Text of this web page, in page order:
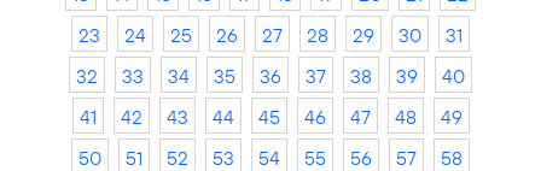
23
24 25 26 27 28 29 30
31
32
33 34 35 36 37 38 39
40
41
42 43 44 45 46 47 48
49
50
51 52 53 54 55 56 57
58